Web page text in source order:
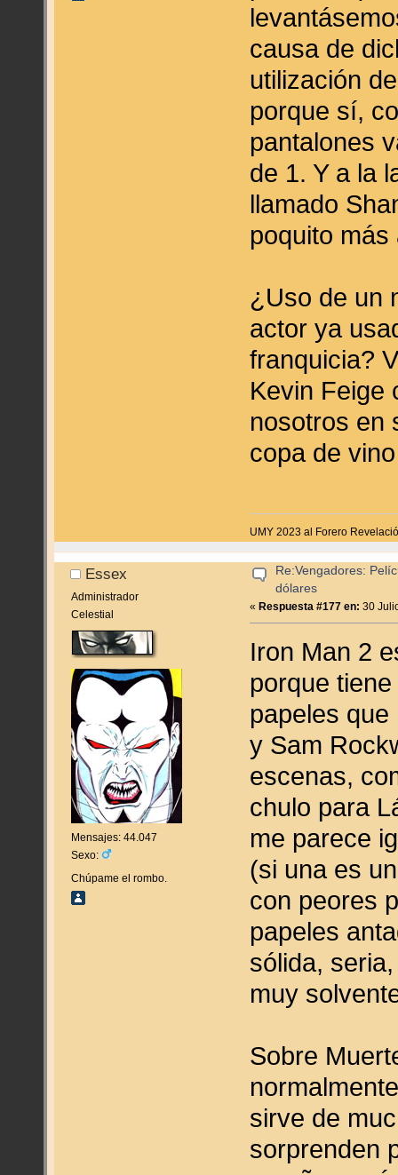
causa de
utilización
porque sí,
pantalones
de 1. Y a la
llamado
poquito
¿Uso de un
actor ya
franquicia?
Kevin Feige
nosotros en
copa de
UMY 2023 al Forero
Essex
Administrador
Celestial
Mensajes: 44.047
Sexo:
Chúpame el rombo.
Re:Vengadores:
dólares
«Respuesta #177 en: 30
Iron Man 2
porque
papeles
y Sam
escenas,
chulo para
me parece
(si una es
con peores
papeles
sólida,
muy
Sobre
sirve de
sorprenden